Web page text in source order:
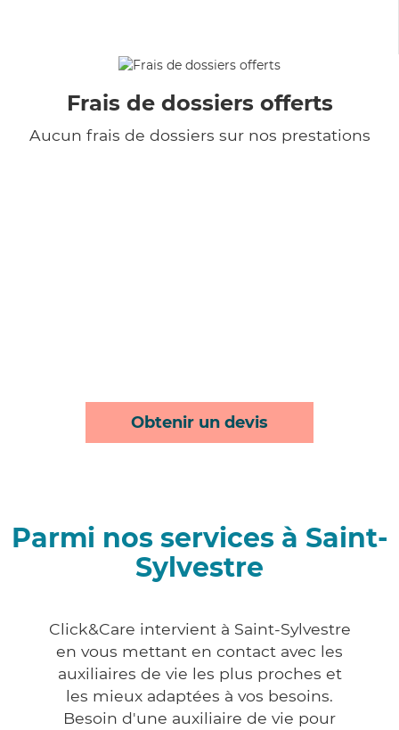
Frais de dossiers offerts
Aucun frais de dossiers sur nos prestations
Obtenir un devis
Parmi nos services à Saint-
Sylvestre
Click&Care intervient à Saint-Sylvestre
en vous mettant en contact avec les
auxiliaires de vie les plus proches et
les mieux adaptées à vos besoins.
Besoin d'une auxiliaire de vie pour